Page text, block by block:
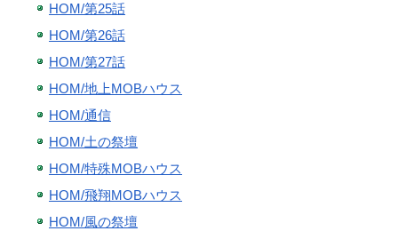
HOM/第25話
HOM/第26話
HOM/第27話
HOM/地上MOBハウス
HOM/通信
HOM/土の祭壇
HOM/特殊MOBハウス
HOM/飛翔MOBハウス
HOM/風の祭壇